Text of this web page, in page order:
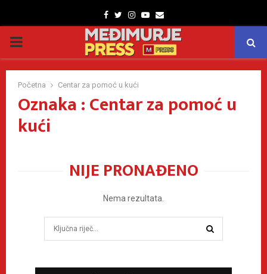
Facebook
TwitterInstagram
Youtube
Email
PRIMARY
MENU
Početna Centar za pomoć u kući
Oznaka : Centar za pomoć u
kući
NIJE PRONAĐENO
Nema rezultata.